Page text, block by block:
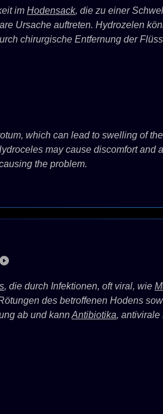
im Hodensack, die zu einer
Ursache auftreten. Hydrozelen
chirurgische Entfernung der
which can lead to swelling of
may cause discomfort and
the problem.
, die durch Infektionen, oft viral, wie
des betroffenen Hodens
ab und kannAntibiotika, antivirale